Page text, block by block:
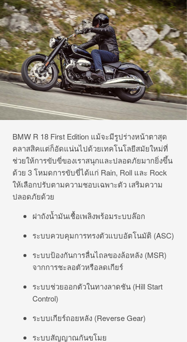
BMW R 18 First Edition แม้จะมีรูปร่างหน้าตาสุด
คลาสสิคแต่ก็อัดแน่นไปด้วยเทคโนโลยีสมัยใหม่ที่
ช่วยให้การขับขี่ของเราสนุกและปลอดภัยมากยิ่งขึ้น
ด้วย 3 โหมดการขับขี่ได้แก่ Rain, Roll และ Rock
ให้เลือกปรับตามความชอบเฉพาะตัว เสริมความ
ปลอดภัยด้วย
ฝาถังน้ำมันเชื้อเพลิงพร้อมระบบล๊อก
ระบบควบคุมการทรงตัวแบบอัตโนมัติ (ASC)
ระบบป้องกันการลื่นไถลของล้อหลัง (MSR)
จากการชะลอตัวหรือลดเกียร์
ระบบช่วยออกตัวในทางลาดชัน (Hill Start
Control)
ระบบเกียร์ถอยหลัง (Reverse Gear)
ระบบสัญญาณกันขโมย